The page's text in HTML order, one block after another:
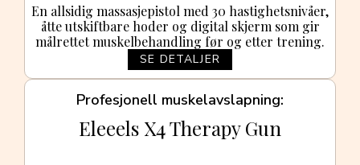
En allsidig massasjepistol med 30 hastighetsnivåer,
åtte utskiftbare hoder og digital skjerm som gir
målrettet muskelbehandling før og etter trening.
SE DETALJER
Profesjonell muskelavslapning
Eleeels X4 Therapy Gun